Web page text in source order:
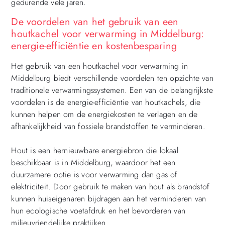
gedurende vele jaren.
De voordelen van het gebruik van een
houtkachel voor verwarming in Middelburg:
energie-efficiëntie en kostenbesparing
Het gebruik van een houtkachel voor verwarming in
Middelburg biedt verschillende voordelen ten opzichte van
traditionele verwarmingssystemen. Een van de belangrijkste
voordelen is de energie-efficiëntie van houtkachels, die
kunnen helpen om de energiekosten te verlagen en de
afhankelijkheid van fossiele brandstoffen te verminderen.
Hout is een hernieuwbare energiebron die lokaal
beschikbaar is in Middelburg, waardoor het een
duurzamere optie is voor verwarming dan gas of
elektriciteit. Door gebruik te maken van hout als brandstof
kunnen huiseigenaren bijdragen aan het verminderen van
hun ecologische voetafdruk en het bevorderen van
milieuvriendelijke praktijken.